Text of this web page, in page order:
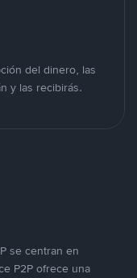
del dinero, las
y las recibirás.
se centran en
P2P ofrece una